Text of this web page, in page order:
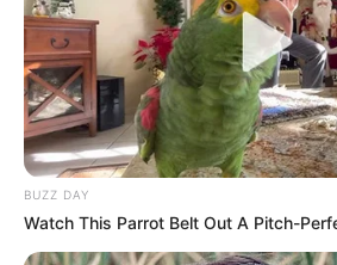
BUZZ DAY
Watch This Parrot Belt Out A Pitch-